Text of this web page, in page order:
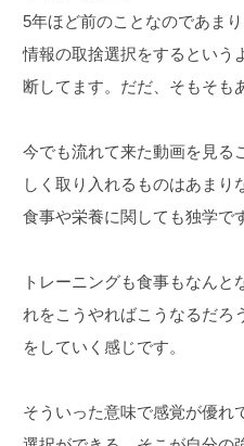
5年ほど前のことなのであま
情報の取捨選択をするという
断してます。だだ、そもそも
今でも流れて来た動画を見る
しく取り入れるものはあま
食事や栄養に関しても独学で
トレーニングも食事もなん
れをこうやればこうなるだろ
をしていく感じです。
そういった意味で感覚が優れ